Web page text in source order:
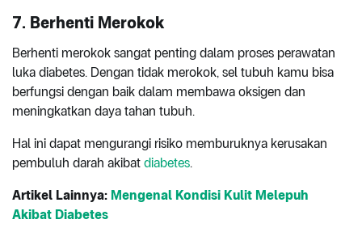
7. Berhenti Merokok
Berhenti merokok sangat penting dalam proses perawatan
luka diabetes. Dengan tidak merokok, sel tubuh kamu bisa
berfungsi dengan baik dalam membawa oksigen dan
meningkatkan daya tahan tubuh.
Hal ini dapat mengurangi risiko memburuknya kerusakan
pembuluh darah akibat diabetes.
Artikel Lainnya: Mengenal Kondisi Kulit Melepuh
Akibat Diabetes